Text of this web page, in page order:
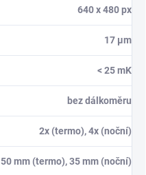
640 x 480 px
17 µm
< 25 mK
bez dálkoměru
2x (termo), 4x (noční)
50 mm (termo), 35 mm (noční)